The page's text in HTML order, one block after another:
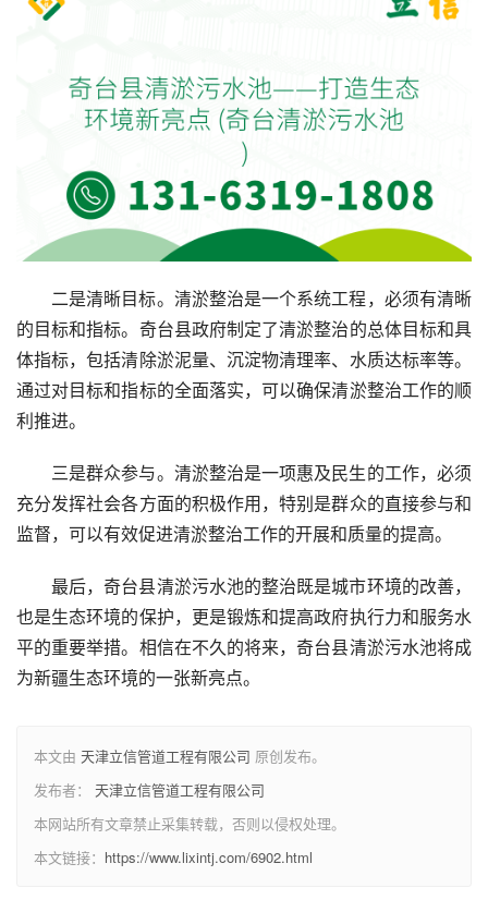
二是清晰目标。清淤整治是一个系统工程，必须有清晰
的目标和指标。奇台县政府制定了清淤整治的总体目标和具
体指标，包括清除淤泥量、沉淀物清理率、水质达标率等。
通过对目标和指标的全面落实，可以确保清淤整治工作的顺
利推进。
三是群众参与。清淤整治是一项惠及民生的工作，必须
充分发挥社会各方面的积极作用，特别是群众的直接参与和
监督，可以有效促进清淤整治工作的开展和质量的提高。
最后，奇台县清淤污水池的整治既是城市环境的改善，
也是生态环境的保护，更是锻炼和提高政府执行力和服务水
平的重要举措。相信在不久的将来，奇台县清淤污水池将成
为新疆生态环境的一张新亮点。
本文由 天津立信管道工程有限公司 原创发布。
发布者： 天津立信管道工程有限公司
本网站所有文章禁止采集转载，否则以侵权处理。
本文链接： https://www.lixintj.com/6902.html